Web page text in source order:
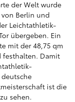
der Welt wurde
Berlin und
Leichtathletik-
übergeben. Ein
mit der 48,75 qm
festhalten. Damit
ist die
sehen.